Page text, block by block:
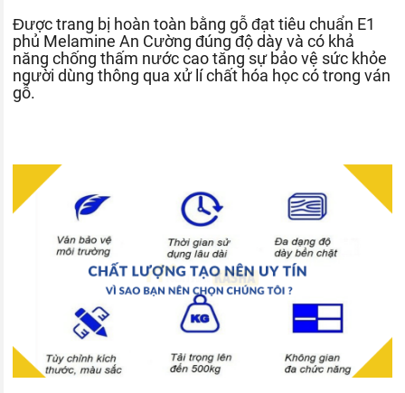
Được trang bị hoàn toàn bằng gỗ đạt tiêu chuẩn E1
phủ Melamine An Cường đúng độ dày và có khả
năng chống thấm nước cao tăng sự bảo vệ sức khỏe
người dùng thông qua xử lí chất hóa học có trong ván
gỗ.